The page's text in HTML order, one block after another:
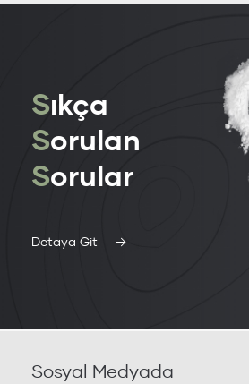
Sıkça
Sorulan
Sorular
Detaya Git
Sosyal Medyada